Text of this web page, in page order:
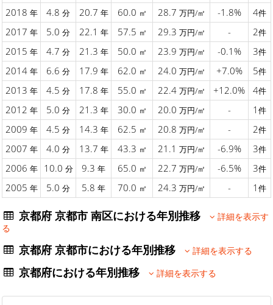
2018 年 4.8 分 20.7 年 60.0 ㎡ 28.7 万円/㎡ -1.8% 4件
2017 年 5.0 分 22.1 年 57.5 ㎡ 29.3 万円/㎡ - 2件
2015 年 4.7 分 21.3 年 50.0 ㎡ 23.9 万円/㎡ -0.1% 3件
2014 年 6.6 分 17.9 年 62.0 ㎡ 24.0 万円/㎡ +7.0% 5件
2013 年 4.5 分 17.8 年 55.0 ㎡ 22.4 万円/㎡ +12.0% 4件
2012 年 5.0 分 21.3 年 30.0 ㎡ 20.0 万円/㎡ - 1 件
2009 年 4.5 分 14.3 年 62.5 ㎡ 20.8 万円/㎡ - 2件
2007 年 4.0 分 13.7 年 43.3 ㎡ 21.1 万円/㎡ -6.9% 3件
2006 年 10.0 分 9.3 年 65.0 ㎡ 22.7 万円/㎡ -6.5% 3件
2005 年 5.0 分 5.8 年 70.0 ㎡ 24.3 万円/㎡ - 1 件
京都府 京都市 南区における年別推移
詳細を表示す
る
京都府 京都市における年別推移 詳細を表示する
京都府における年別推移 詳細を表示する